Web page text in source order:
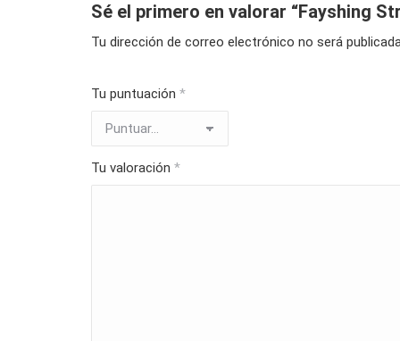
Sé el primero en valorar “Fayshing
Tu dirección de correo electrónico no será
Tu puntuación *
Tu valoración *